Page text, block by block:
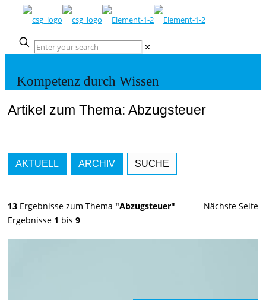
✕
Kompetenz durch Wissen
Artikel zum Thema: Abzugsteuer
AKTUELL ARCHIV SUCHE
13 Ergebnisse zum Thema "Abzugsteuer"
Ergebnisse 1 bis 9
Nächste Seite